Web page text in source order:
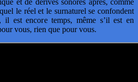
et de dérives sonores âpres, comme
le réel et le surnaturel se confondent
il est encore temps, même s’il est en
vous, rien que pour vous.